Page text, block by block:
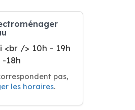
<br /> 10h - 19h
18h
pas,
les horaires.